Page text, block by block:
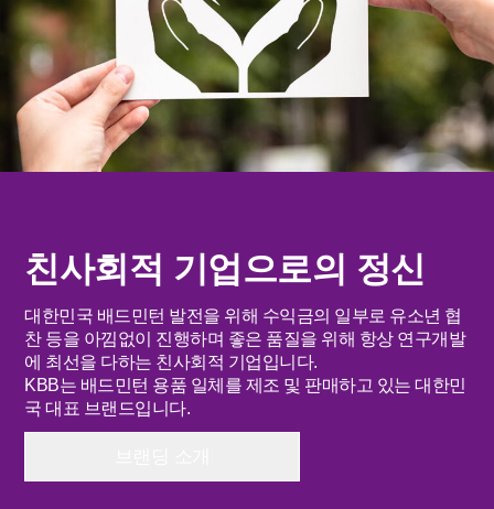
친사회적 기업으로의 정신
대한민국 배드민턴 발전을 위해 수익금의 일부로 유소년 협
찬 등을 아낌없이 진행하며 좋은 품질을 위해 항상 연구개발
에 최선을 다하는 친사회적 기업입니다.
KBB는 배드민턴 용품 일체를 제조 및 판매하고 있는 대한민
국 대표 브랜드입니다.